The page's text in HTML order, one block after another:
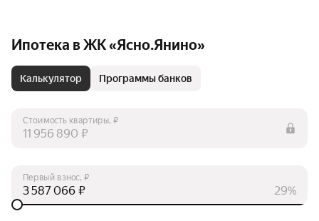
Ипотека в ЖК «Ясно.Янино»
Калькулятор Программы банков
Стоимость квартиры, ₽
₽
Первый взнос, ₽
29%
₽